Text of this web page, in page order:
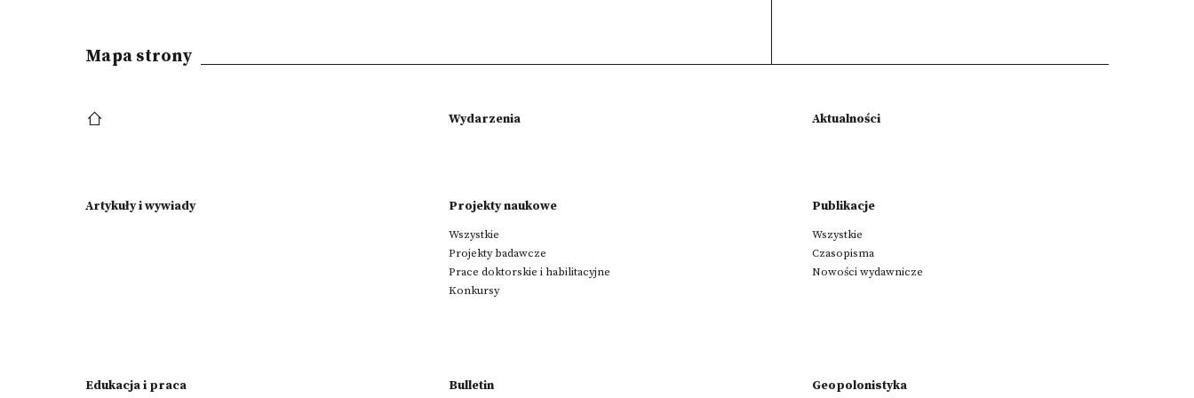
Mapa strony
Wydarzenia Aktualności
Artykuły i wywiady Projekty naukowe
Wszystkie
Projekty badawcze
Prace doktorskie i habilitacyjne
Konkursy
Publikacje
Wszystkie
Czasopisma
Nowości wydawnicze
Edukacja i praca Bulletin Geopolonistyka